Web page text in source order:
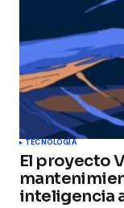
Your E-mail
Guarda
este
comente.
Submit
TECNOLOGÍA
El proyecto
inteligencia